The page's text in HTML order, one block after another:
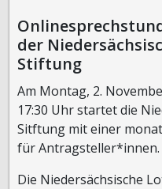
der
Stiftung
Am Montag, 2.
17:30 Uhr startet die
Sitftung mit einer
für Antragsteller*innen.
Die Niedersächsische